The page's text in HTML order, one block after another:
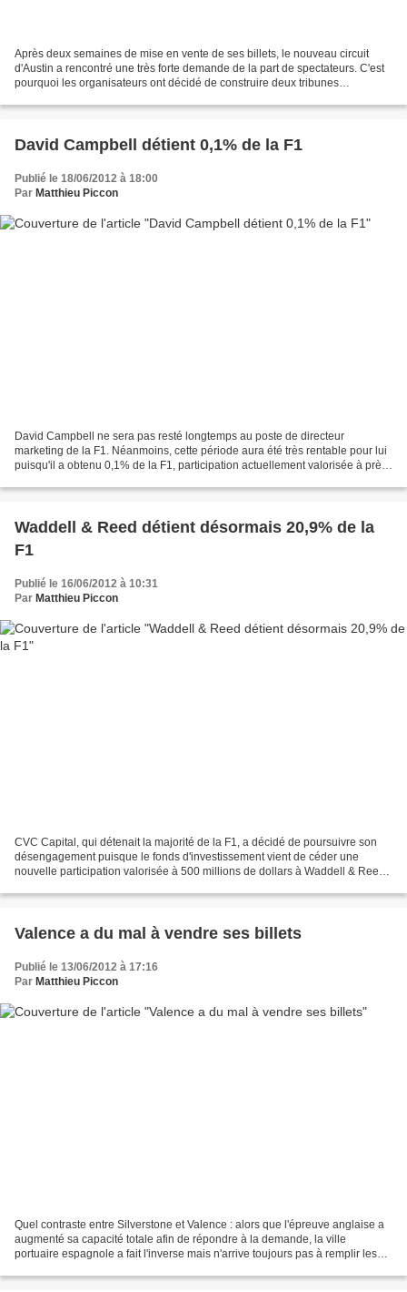
Après deux semaines de mise en vente de ses billets, le nouveau circuit
d'Austin a rencontré une très forte demande de la part de spectateurs. C'est
pourquoi les organisateurs ont décidé de construire deux tribunes
David Campbell détient 0,1% de la F1
Publié le 18/06/2012 à 18:00
Par Matthieu Piccon
David Campbell ne sera pas resté longtemps au poste de directeur
marketing de la F1. Néanmoins, cette période aura été très rentable pour lui
puisqu'il a obtenu 0,1% de la F1, participation actuellement valorisée à près
Waddell & Reed détient désormais 20,9% de la
F1
Publié le 16/06/2012 à 10:31
Par Matthieu Piccon
CVC Capital, qui détenait la majorité de la F1, a décidé de poursuivre son
désengagement puisque le fonds d'investissement vient de céder une
nouvelle participation valorisée à 500 millions de dollars à Waddell & Reed,
Valence a du mal à vendre ses billets
Publié le 13/06/2012 à 17:16
Par Matthieu Piccon
Quel contraste entre Silverstone et Valence : alors que l'épreuve anglaise a
augmenté sa capacité totale afin de répondre à la demande, la ville
portuaire espagnole a fait l'inverse mais n'arrive toujours pas à remplir les